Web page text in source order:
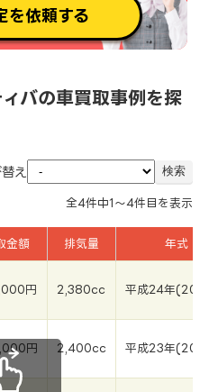
を依頼する
バの車買取事例を探
え
全4件中1～4件目を表示
金額 排気量 年式
円 2,380cc 平成24年
円 2,400cc 平成23年